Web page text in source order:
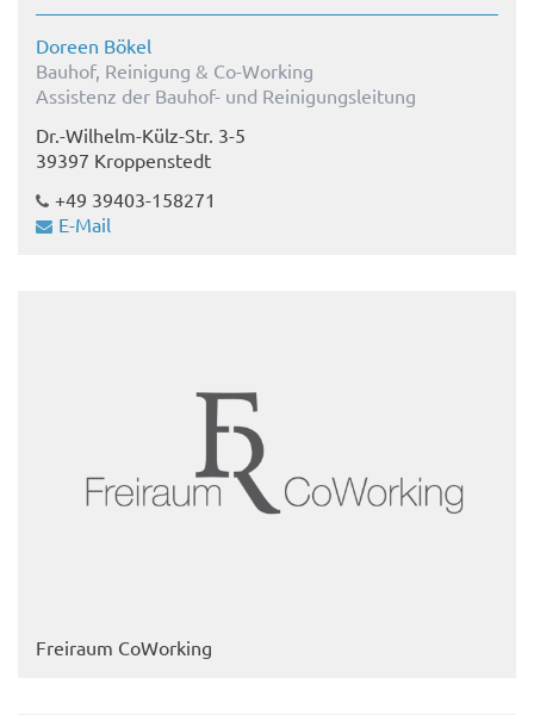
Doreen Bökel
Bauhof, Reinigung & Co-Working
Assistenz der Bauhof- und Reinigungsleitung
Dr.-Wilhelm-Külz-Str. 3-5
39397 Kroppenstedt
+49 39403-158271
E-Mail
Freiraum CoWorking